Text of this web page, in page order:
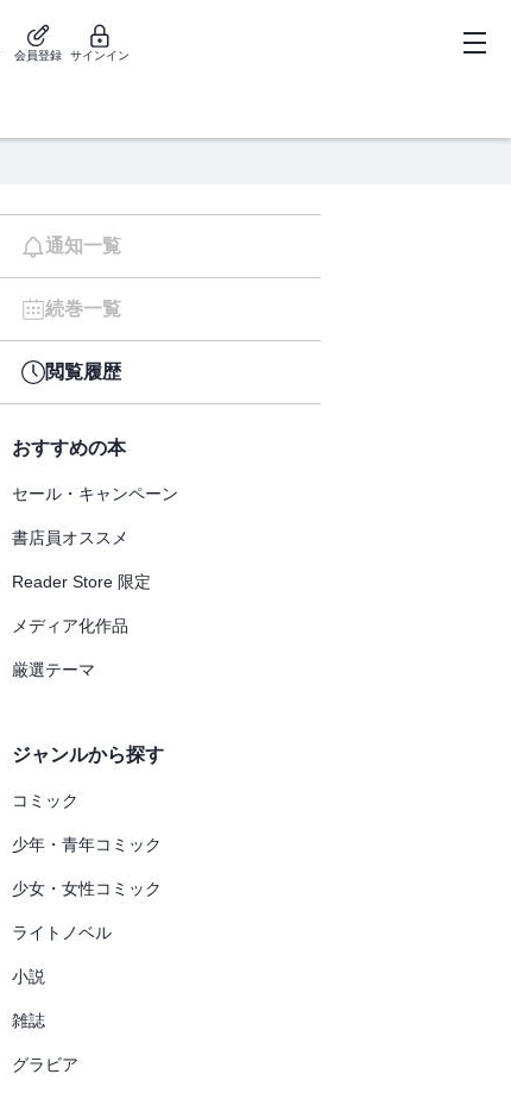
会員登録 サインイン
通知一覧
続巻一覧
閲覧履歴
おすすめの本
セール・キャンペーン
書店員オススメ
Reader Store 限定
メディア化作品
厳選テーマ
ジャンルから探す
コミック
少年・青年コミック
少女・女性コミック
ライトノベル
小説
雑誌
グラビア